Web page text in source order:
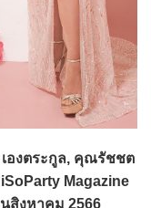
องตระกูล, คุณรัชชต
Magazine
สิงหาคม 2566